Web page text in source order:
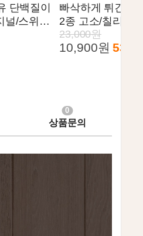
단백질이
/스위트/
빠삭하게 튀긴! 🦐
2종 고소/칠리
23,000원
10,900원 53%
상품문의
0